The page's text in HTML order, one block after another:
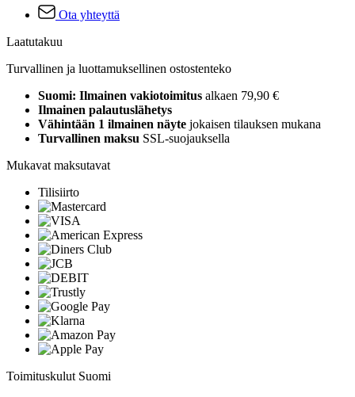
Ota yhteyttä
Laatutakuu
Turvallinen ja luottamuksellinen ostostenteko
Suomi: Ilmainen vakiotoimitus alkaen 79,90 €
Ilmainen palautuslähetys
Vähintään 1 ilmainen näyte jokaisen tilauksen mukana
Turvallinen maksu SSL-suojauksella
Mukavat maksutavat
Tilisiirto
Toimituskulut Suomi